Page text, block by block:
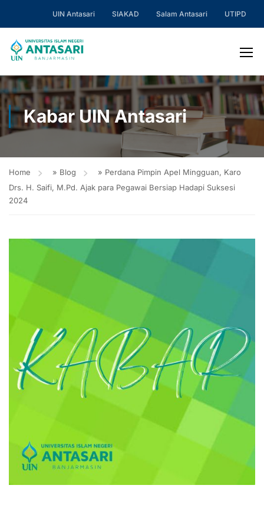
UIN Antasari SIAKAD Salam Antasari UTIPD
Kabar UIN Antasari
Home » Blog » Perdana Pimpin Apel Mingguan, Karo
Drs. H. Saifi, M.Pd. Ajak para Pegawai Bersiap Hadapi Suksesi
2024